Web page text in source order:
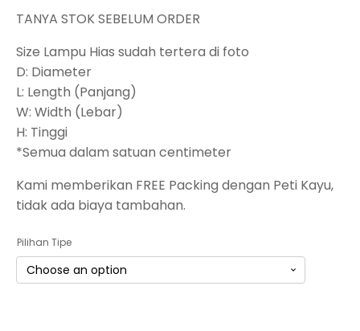
TANYA STOK SEBELUM ORDER
Size Lampu Hias sudah tertera di foto
D: Diameter
L: Length (Panjang)
W: Width (Lebar)
H: Tinggi
*Semua dalam satuan centimeter
Kami memberikan FREE Packing dengan Peti Kayu,
tidak ada biaya tambahan.
Pilihan Tipe